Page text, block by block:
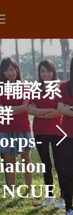
展開主選單
衣草
導工
場員
- The
in
諮系
會科學
學
－學
體驗
of
家族
造的
The
of
涯研
for
勝軍
of
諮商
for
最愛
Media
報導
Our
營－
烈歡
GC,
商與
備
育工
諮創系
衣草
導工